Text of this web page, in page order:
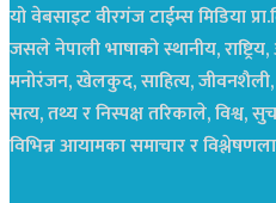
यो वेबसाइट वीरगंज टाईम्स मिडिया
जसले नेपाली भाषाको स्थानीय,
मनोरंजन, खेलकुद, साहित्य,
सत्य, तथ्य र निस्पक्ष तरिकाले, विश्व,
विभिन्न आयामका समाचार र